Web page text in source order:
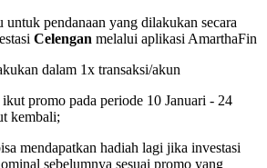
untuk pendanaan yang dilakukan secara
Celengan melalui aplikasi AmarthaFin
dalam 1x transaksi/akun
promo pada periode 10 Januari - 24
kembali;
mendapatkan hadiah lagi jika investasi
sebelumnya sesuai promo yang